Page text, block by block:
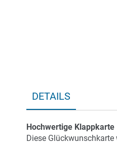
DETAILS
Hochwertige Klappkarte
Diese